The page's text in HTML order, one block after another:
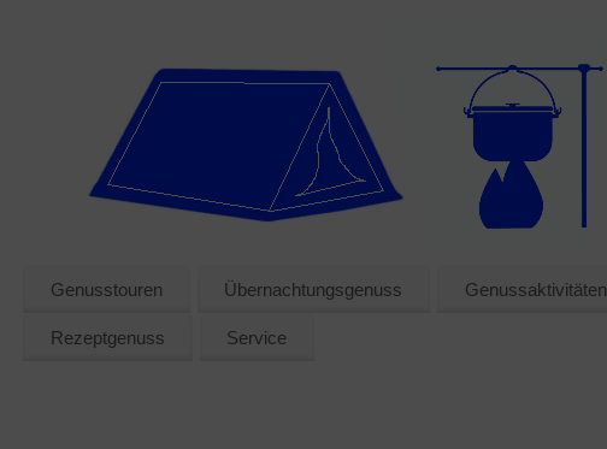
Genusstouren Übernachtungsgenuss Genussaktivitäten
Rezeptgenuss Service